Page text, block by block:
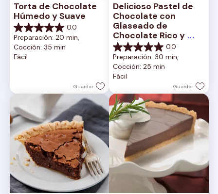
Torta de Chocolate
Húmedo y Suave
0.0
0.0
de
5
estrellas.
Preparación: 20 min,
Cocción: 35 min
Fácil
Guardar
Delicioso Pastel de
Chocolate con
Glaseado de
Chocolate Rico y
Cremoso
0.0
0.0
de
5
estrellas.
Preparación: 30 min,
Cocción: 25 min
Fácil
Guardar